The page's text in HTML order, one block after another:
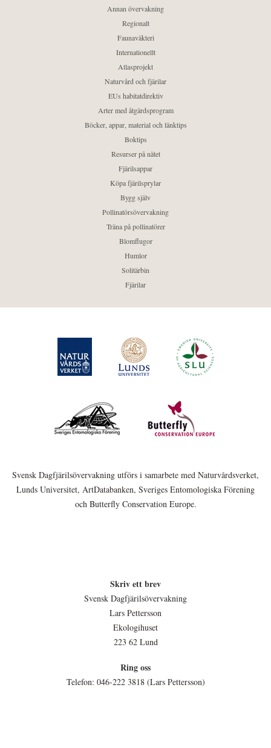
Annan övervakning
Regionalt
Faunaväkteri
Internationellt
Atlasprojekt
Naturvård och fjärilar
EUs habitatdirektiv
Arter med åtgärdsprogram
Böcker, appar, material och länktips
Boktips
Resurser på nätet
Fjärilsappar
Köpa fjärilsprylar
Bygg själv
Pollinatörsövervakning
Träna på pollinatörer
Blomflugor
Humlor
Solitärbin
Fjärilar
Svensk Dagfjärilsövervakning utförs i samarbete med Naturvårdsverket,
Lunds Universitet, ArtDatabanken, Sveriges Entomologiska Förening
och Butterfly Conservation Europe.
Skriv ett brev
Svensk Dagfjärilsövervakning
Lars Pettersson
Ekologihuset
223 62 Lund
Ring oss
Telefon: 046-222 3818 (Lars Pettersson)